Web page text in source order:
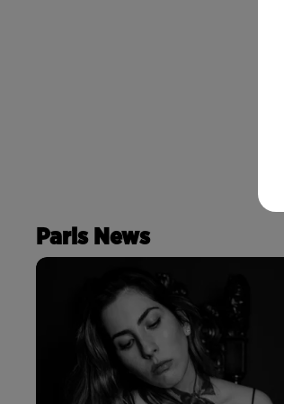
Paris News